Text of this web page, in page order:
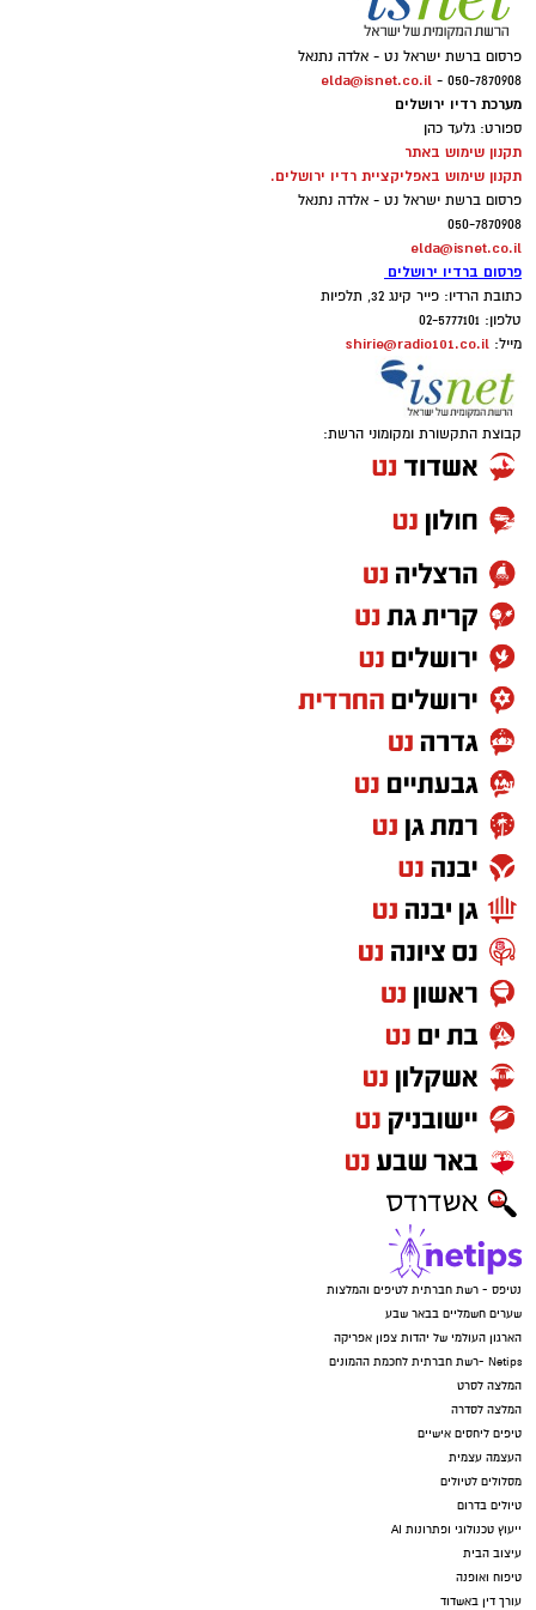
פרסום ברשת ישראל נט - אלדה נתנאל
050-7870908 -
elda@isnet.co.il
מערכת רדיו ירושלים
ספורט: גלעד כהן
תקנון שימוש באתר
תקנון שימוש באפליקציית רדיו ירושלים.
פרסום ברשת ישראל נט - אלדה נתנאל
050-7870908
elda@isnet.co.il
פרסום ברדיו ירושלים
כתובת הרדיו: פייר קינג 32, תלפיות
טלפון: 02-5777101
מייל: shirie@radio101.co.il
קבוצת התקשורת ומקומוני הרשת:
נטיפס - רשת חברתית לטיפים והמלצות
שערים חשמליים בבאר שבע
הארגון העולמי של יהדות צפון אפריקה
Netips -רשת חברתית לחכמת ההמונים
המלצה לסרט
המלצה לסדרה
טיפים ליחסים אישיים
העצמה עצמית
מסלולים לטיולים
טיולים בדרום
ייעוץ טכנולוגי ופתרונות AI
עיצוב הבית
טיפוח ואופנה
עורך דין באשדוד